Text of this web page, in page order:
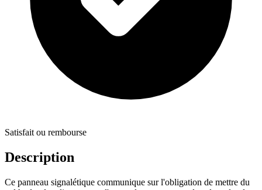
Satisfait ou rembourse
Description
Ce panneau signalétique communique sur l'obligation de mettre du